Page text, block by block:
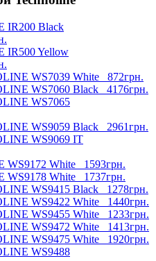
IR200 Black
IR500 Yellow
WS7039 White 872грн.
WS7060 Black 4176грн.
WS7065
WS9059 Black 2961грн.
WS9069 IT
WS9172 White 1593грн.
WS9178 White 1737грн.
WS9415 Black 1278грн.
WS9422 White 1440грн.
WS9455 White 1233грн.
WS9472 White 1413грн.
WS9475 White 1920грн.
WS9488